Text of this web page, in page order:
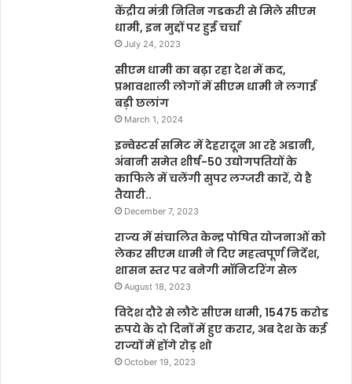
केंद्रीय मंत्री नितिन गडकरी से मिले सीएम
धामी, इन मुद्दों पर हुई चर्चा
July 24, 2023
सीएम धामी का बढ़ा रहा देश में कद,
प्रभावशाली लोगों में सीएम धामी ने लगाई
बड़ी छलांग
March 1, 2024
इन्वेस्टर्स समिट में देहरादून आ रहे अडानी,
अंबानी समेत शीर्ष-50 उद्योगपतियों के
काफिले में चलेंगी सुपर लग्जरी कारें, ये है
तैयारी..
December 7, 2023
राज्य में संचालित केन्द्र पोषित योजनाओं को
लेकर सीएम धामी ने दिए महत्वपूर्ण निर्देश,
शासन स्तर पर बनेगी मॉनिटरिंग सेल
August 18, 2023
विदेश दौरे से लौटे सीएम धामी, 15475 करोड
रुपये के दो दिनों में हुए करार, अब देश के कई
राज्यों में होंगे रोड़ शो
October 19, 2023